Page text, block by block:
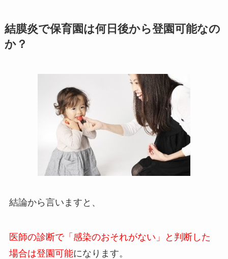
結膜炎で保育園は何日後から登園可能なの
か？
結論から言いますと、
医師の診断で「感染のおそれがない」と判断した
場合は登園可能になります。